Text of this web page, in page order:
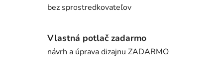
bez sprostredkovateľov
Vlastná potlač zadarmo
návrh a úprava dizajnu ZADARMO